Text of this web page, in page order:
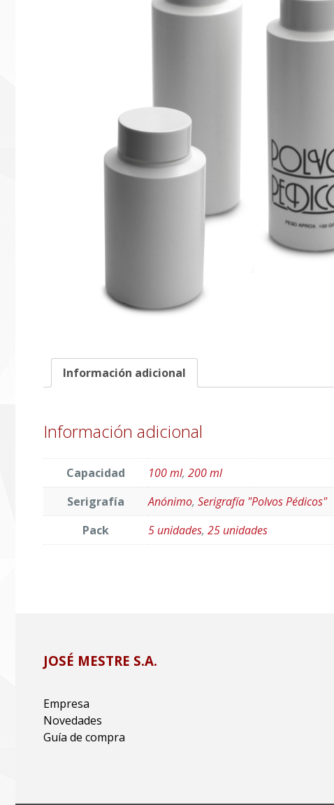
Información adicional
Información adicional
Capacidad 100 ml, 200 ml
Serigrafía
Anónimo, Serigrafía "Polvos Pédicos"
Pack
5 unidades, 25 unidades
JOSÉ MESTRE S.A.
Empresa
Novedades
Guía de compra